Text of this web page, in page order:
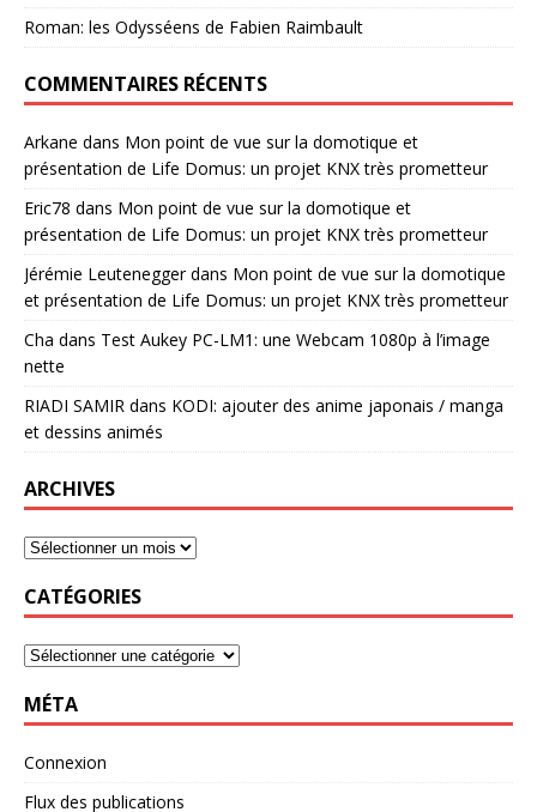
Roman: les Odysséens de Fabien Raimbault
COMMENTAIRES RÉCENTS
Arkane dans Mon point de vue sur la domotique et
présentation de Life Domus: un projet KNX très prometteur
Eric78 dans Mon point de vue sur la domotique et
présentation de Life Domus: un projet KNX très prometteur
Jérémie Leuteneggerdans Mon point de vue sur la domotique
et présentation de Life Domus: un projet KNX très prometteur
Cha dans Test Aukey PC-LM1: une Webcam 1080p à l’image
nette
RIADI SAMIR dans KODI: ajouter des anime japonais / manga
et dessins animés
ARCHIVES
CATÉGORIES
MÉTA
Connexion
Flux des publications